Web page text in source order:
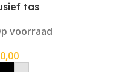
tas
voorraad